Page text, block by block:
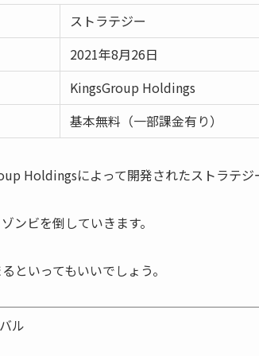
ストラテジー
2021年8月26日
KingsGroup Holdings
基本無料（一部課金有り）
Holdingsによって開発されたストラテジ
ンビを倒していきます。
といってもいいでしょう。
ル